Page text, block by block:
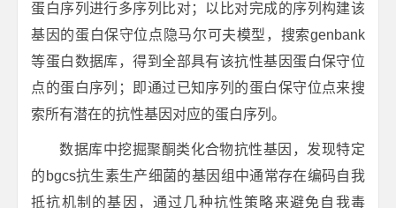
蛋白序列进行多序列比对；以比对完成的序列构建该
基因的蛋白保守位点隐马尔可夫模型，搜索genbank
等蛋白数据库，得到全部具有该抗性基因蛋白保守位
点的蛋白序列；即通过已知序列的蛋白保守位点来搜
索所有潜在的抗性基因对应的蛋白序列。
数据库中挖掘聚酮类化合物抗性基因，发现特定
的bgcs抗生素生产细菌的基因组中通常存在编码自我
抵抗机制的基因，通过几种抗性策略来避免自我毒